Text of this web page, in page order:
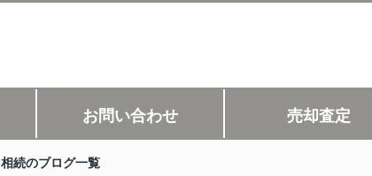
お問い合わせ 売却査定
相続のブログ一覧